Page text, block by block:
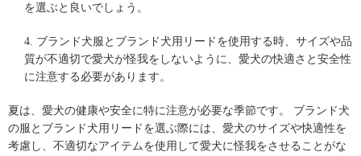
を選ぶと良いでしょう。
4. ブランド犬服とブランド犬用リードを使用する時、サイズや品
質が不適切で愛犬が怪我をしないように、愛犬の快適さと安全性
に注意する必要があります。
夏は、愛犬の健康や安全に特に注意が必要な季節です。 ブランド犬
の服とブランド犬用リードを選ぶ際には、愛犬のサイズや快適性を
考慮し、不適切なアイテムを使用して愛犬に怪我をさせることがな